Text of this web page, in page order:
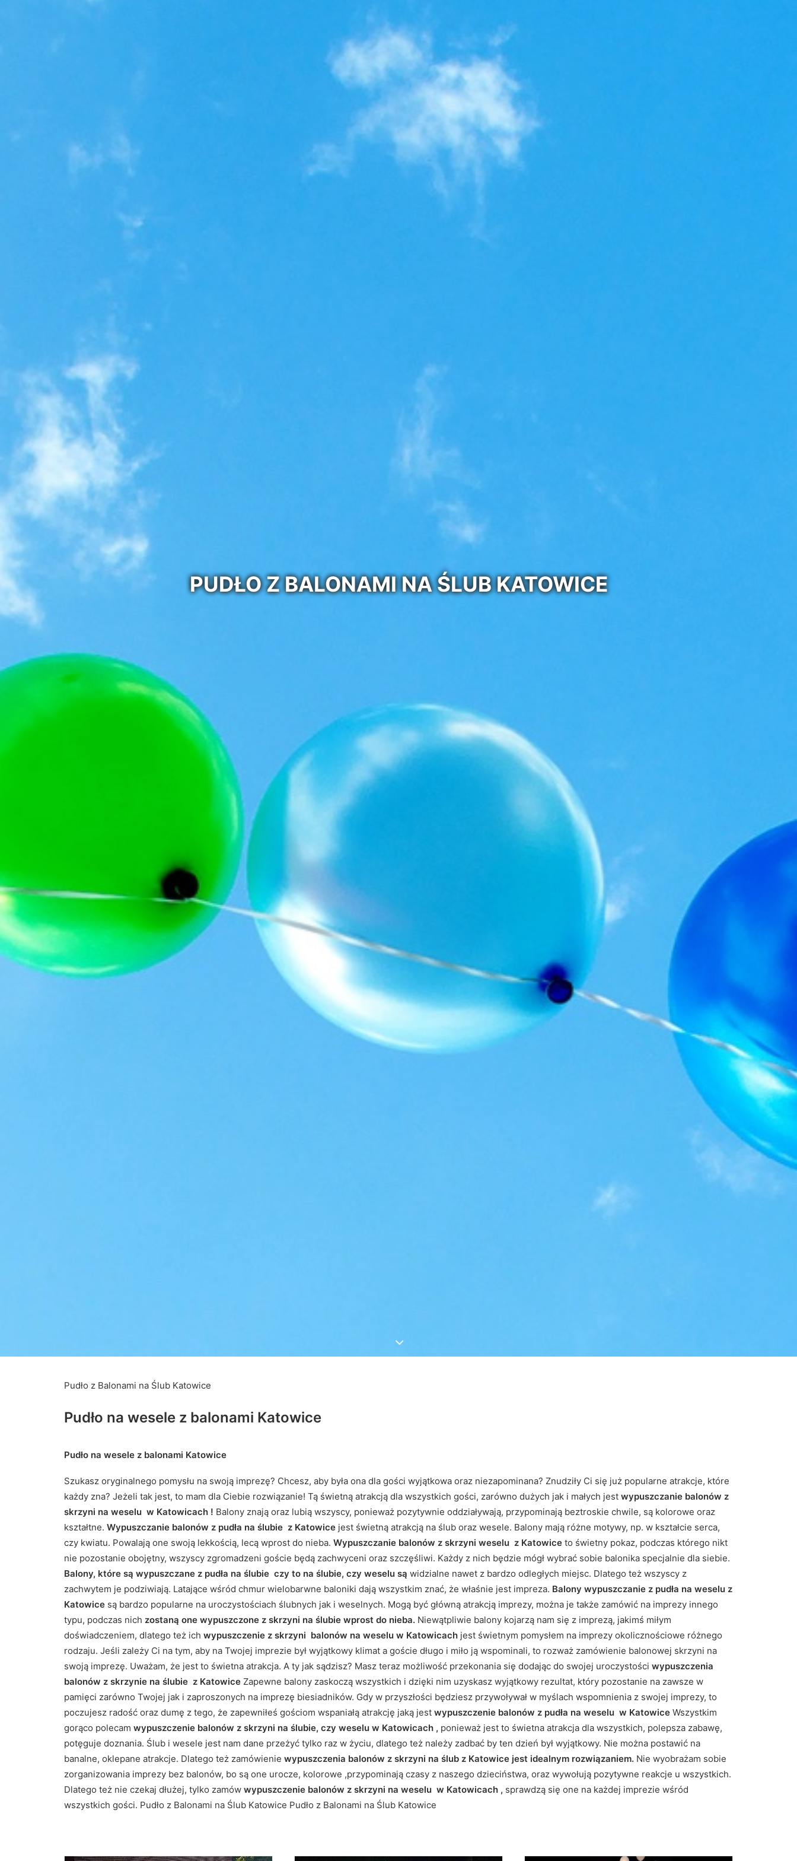
PUDŁO Z BALONAMI NA ŚLUB KATOWICE
Pudło z Balonami na Ślub Katowice
Pudło na wesele z balonami Katowice
Pudło na wesele z balonami Katowice
Szukasz oryginalnego pomysłu na swoją imprezę? Chcesz, aby była ona dla gości wyjątkowa oraz niezapominana? Znudziły Ci się już popularne atrakcje, które
każdy zna? Jeżeli tak jest, to mam dla Ciebie rozwiązanie! Tą świetną atrakcją dla wszystkich gości, zarówno dużych jak i małych jest wypuszczanie balonów z
skrzyni na weselu w Katowicach ! Balony znają oraz lubią wszyscy, ponieważ pozytywnie oddziaływają, przypominają beztroskie chwile, są kolorowe oraz
kształtne. Wypuszczanie balonów z pudła na ślubie z Katowice jest świetną atrakcją na ślub oraz wesele. Balony mają różne motywy, np. w kształcie serca,
czy kwiatu. Powalają one swoją lekkością, lecą wprost do nieba. Wypuszczanie balonów z skrzyni weselu z Katowice to świetny pokaz, podczas którego nikt
nie pozostanie obojętny, wszyscy zgromadzeni goście będą zachwyceni oraz szczęśliwi. Każdy z nich będzie mógł wybrać sobie balonika specjalnie dla siebie.
Balony, które są wypuszczane z pudła na ślubie czy to na ślubie, czy weselu są widzialne nawet z bardzo odległych miejsc. Dlatego też wszyscy z
zachwytem je podziwiają. Latające wśród chmur wielobarwne baloniki dają wszystkim znać, że właśnie jest impreza. Balony wypuszczanie z pudła na weselu z
Katowice są bardzo popularne na uroczystościach ślubnych jak i weselnych. Mogą być główną atrakcją imprezy, można je także zamówić na imprezy innego
typu, podczas nich zostaną one wypuszczone z skrzyni na ślubie wprost do nieba. Niewątpliwie balony kojarzą nam się z imprezą, jakimś miłym
doświadczeniem, dlatego też ich wypuszczenie z skrzyni balonów na weselu w Katowicach jest świetnym pomysłem na imprezy okolicznościowe różnego
rodzaju. Jeśli zależy Ci na tym, aby na Twojej imprezie był wyjątkowy klimat a goście długo i miło ją wspominali, to rozważ zamówienie balonowej skrzyni na
swoją imprezę. Uważam, że jest to świetna atrakcja. A ty jak sądzisz? Masz teraz możliwość przekonania się dodając do swojej uroczystości wypuszczenia
balonów z skrzynie na ślubie z Katowice Zapewne balony zaskoczą wszystkich i dzięki nim uzyskasz wyjątkowy rezultat, który pozostanie na zawsze w
pamięci zarówno Twojej jak i zaproszonych na imprezę biesiadników. Gdy w przyszłości będziesz przywoływał w myślach wspomnienia z swojej imprezy, to
poczujesz radość oraz dumę z tego, że zapewniłeś gościom wspaniałą atrakcję jaką jest wypuszczenie balonów z pudła na weselu w Katowice Wszystkim
gorąco polecam wypuszczenie balonów z skrzyni na ślubie, czy weselu w Katowicach , ponieważ jest to świetna atrakcja dla wszystkich, polepsza zabawę,
potęguje doznania. Ślub i wesele jest nam dane przeżyć tylko raz w życiu, dlatego też należy zadbać by ten dzień był wyjątkowy. Nie można postawić na
banalne, oklepane atrakcje. Dlatego też zamówienie wypuszczenia balonów z skrzyni na ślub z Katowice jest idealnym rozwiązaniem. Nie wyobrażam sobie
zorganizowania imprezy bez balonów, bo są one urocze, kolorowe ,przypominają czasy z naszego dzieciństwa, oraz wywołują pozytywne reakcje u wszystkich.
Dlatego też nie czekaj dłużej, tylko zamów wypuszczenie balonów z skrzyni na weselu w Katowicach , sprawdzą się one na każdej imprezie wśród
wszystkich gości. Pudło z Balonami na Ślub Katowice Pudło z Balonami na Ślub Katowice